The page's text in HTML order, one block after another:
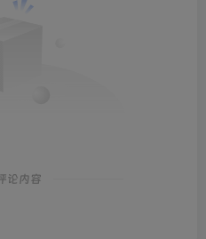
论内容